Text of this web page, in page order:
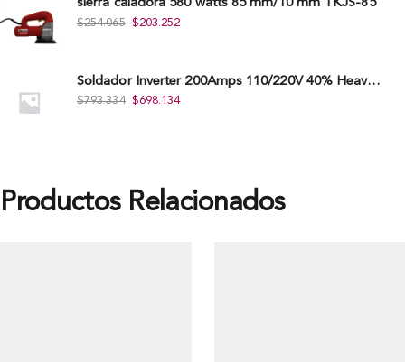
sierra caladora 580 watts 85 mm/10 mm TKJS-85
$254.065 $203.252
Soldador Inverter 200Amps 110/220V 40% Heavy Duty (Hd) Tkwi-200-C
$793.334 $698.134
Productos Relacionados